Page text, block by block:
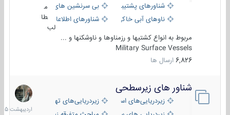
شناورهای پشتیبانی
بی سرنشین های دریایی
ناوهای آبی خاکی و نیروبرشناورهای اطلاعاتی و جاسوسی
طا
لب
مربوط به انواع کشتیها و رزمناوها و ناوشکنها و ...
Military Surface Vessels
6,826 ارسال ها
شناور های زیرسطحی
زیردریایی‌های استراتژیکزیردریایی‌های تهاجمی
31
1405